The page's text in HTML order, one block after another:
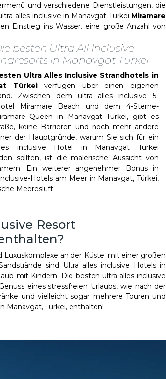
und verschiedene Dienstleistungen, die
alles inclusive in Manavgat Türkei Miramare
Einstieg ins Wasser. eine große Anzahl von
besten Ultra All Inclusive
in Manavgat Türkei
Ultra Alles Inclusive Strandhotels in
Türkeiverfügen über einen eigenen
Zwischen dem ultra alles inclusive 5-
Miramare Beach und dem 4-Sterne-
Queen in Manavgat Türkei, gibt es
keine Barrieren und noch mehr andere
der Hauptgründe, warum Sie sich für ein
inclusive Hotel in Manavgat Türkei
sollten, ist die malerische Aussicht von
Ein weiterer angenehmer Bonus in
Hotels am Meer in Manavgat, Türkei,
Meeresluft.
Resort
Luxuskomplexe an der Küste. mit einer großen
sind Ultra alles inclusive Hotels in
mit Kindern. Die besten ultra alles inclusive
eines stressfreien Urlaubs, wie nach der
und vielleicht sogar mehrere Touren und
Manavgat, Türkei, enthalten!